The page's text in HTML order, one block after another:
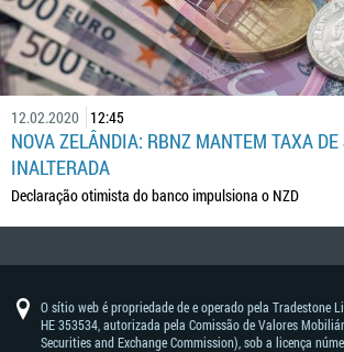
12.02.2020 12:45
NOVA ZELÂNDIA: RBNZ MANTEM TAXA DE
INALTERADA
Declaração otimista do banco impulsiona o NZD
O sítio web é propriedade de e operado pela Tradestone
HE 353534, autorizada pela Comissão de Valores
Securities and Exchange Commission), sob a licença